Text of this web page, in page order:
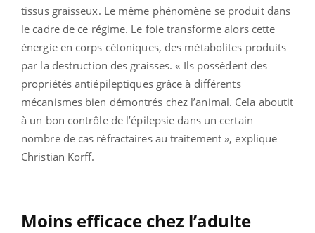
tissus graisseux. Le même phénomène se produit dans
le cadre de ce régime. Le foie transforme alors cette
énergie en corps cétoniques, des métabolites produits
par la destruction des graisses. « Ils possèdent des
propriétés antiépileptiques grâce à différents
mécanismes bien démontrés chez l’animal. Cela aboutit
à un bon contrôle de l’épilepsie dans un certain
nombre de cas réfractaires au traitement », explique
Christian Korff.
Moins efficace chez l’adulte